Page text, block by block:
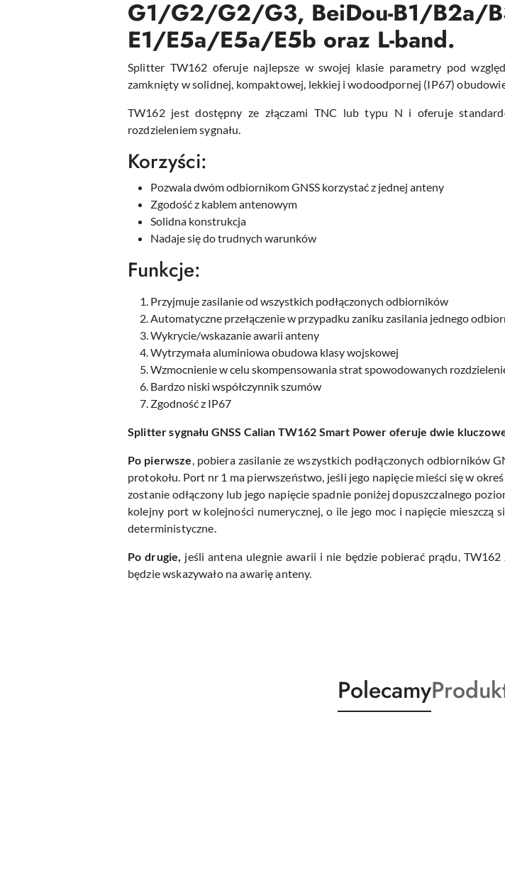
G1/G2/G2/G3, BeiDou-B1/B2a/
E1/E5a/E5a/E5b oraz L-band.
Splitter TW162 oferuje najlepsze w swojej klasie parametry pod
zamknięty w solidnej, kompaktowej, lekkiej i wodoodpornej (IP67)
TW162 jest dostępny ze złączami TNC lub typu N i oferuje
rozdzieleniem sygnału.
Korzyści:
Pozwala dwóm odbiornikom GNSS korzystać z jednej anteny
Zgodość z kablem antenowym
Solidna konstrukcja
Nadaje się do trudnych warunków
Funkcje:
Przyjmuje zasilanie od wszystkich podłączonych odbiorników
Automatyczne przełączenie w przypadku zaniku zasilania jednego
Wykrycie/wskazanie awarii anteny
Wytrzymała aluminiowa obudowa klasy wojskowej
Wzmocnienie w celu skompensowania strat spowodowanych
Bardzo niski współczynnik szumów
Zgodność z IP67
Splitter sygnału GNSS Calian TW162 Smart Power oferuje dwie
Po pierwsze, pobiera zasilanie ze wszystkich podłączonych odbiorników
protokołu. Port nr 1 ma pierwszeństwo, jeśli jego napięcie mieści się w
zostanie odłączony lub jego napięcie spadnie poniżej dopuszczalnego
kolejny port w kolejności numerycznej, o ile jego moc i napięcie mieszczą
deterministyczne.
Po drugie, jeśli antena ulegnie awarii i nie będzie pobierać prądu,
będzie wskazywało na awarię anteny.
Produkty
o
Polecamy
o